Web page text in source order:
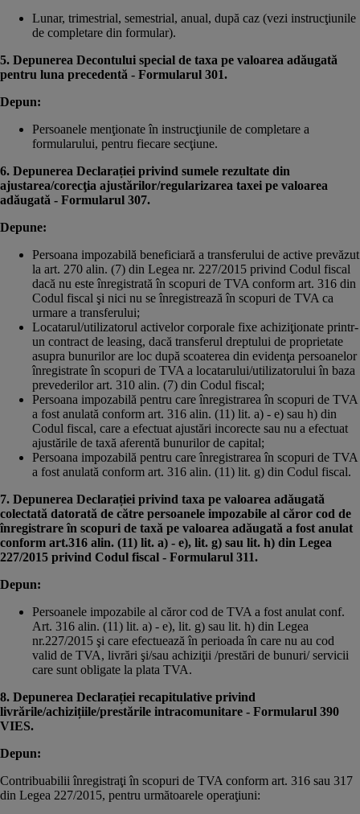
Lunar, trimestrial, semestrial, anual, după caz (vezi instrucţiunile
de completare din formular).
5. Depunerea Decontului special de taxa pe valoarea adăugată
pentru luna precedentă - Formularul 301.
Depun:
Persoanele menţionate în instrucţiunile de completare a
formularului, pentru fiecare secţiune.
6. Depunerea Declarației privind sumele rezultate din
ajustarea/corecţia ajustărilor/regularizarea taxei pe valoarea
adăugată - Formularul 307.
Depune:
Persoana impozabilă beneficiară a transferului de active prevăzut
la art. 270 alin. (7) din Legea nr. 227/2015 privind Codul fiscal
dacă nu este înregistrată în scopuri de TVA conform art. 316 din
Codul fiscal şi nici nu se înregistrează în scopuri de TVA ca
urmare a transferului;
Locatarul/utilizatorul activelor corporale fixe achiziţionate printr-
un contract de leasing, dacă transferul dreptului de proprietate
asupra bunurilor are loc după scoaterea din evidenţa persoanelor
înregistrate în scopuri de TVA a locatarului/utilizatorului în baza
prevederilor art. 310 alin. (7) din Codul fiscal;
Persoana impozabilă pentru care înregistrarea în scopuri de TVA
a fost anulată conform art. 316 alin. (11) lit. a) - e) sau h) din
Codul fiscal, care a efectuat ajustări incorecte sau nu a efectuat
ajustările de taxă aferentă bunurilor de capital;
Persoana impozabilă pentru care înregistrarea în scopuri de TVA
a fost anulată conform art. 316 alin. (11) lit. g) din Codul fiscal.
7. Depunerea Declarației privind taxa pe valoarea adăugată
colectată datorată de către persoanele impozabile al căror cod de
înregistrare în scopuri de taxă pe valoarea adăugată a fost anulat
conform art.316 alin. (11) lit. a) - e), lit. g) sau lit. h) din Legea
227/2015 privind Codul fiscal - Formularul 311.
Depun:
Persoanele impozabile al căror cod de TVA a fost anulat conf.
Art. 316 alin. (11) lit. a) - e), lit. g) sau lit. h) din Legea
nr.227/2015 şi care efectuează în perioada în care nu au cod
valid de TVA, livrări şi/sau achiziţii /prestări de bunuri/ servicii
care sunt obligate la plata TVA.
8. Depunerea Declarației recapitulative privind
livrările/achizițiile/prestările intracomunitare - Formularul 390
VIES.
Depun:
Contribuabilii înregistraţi în scopuri de TVA conform art. 316 sau 317
din Legea 227/2015, pentru următoarele operaţiuni: